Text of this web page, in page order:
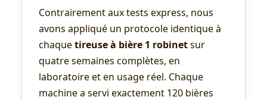
Contrairement aux tests express, nous
avons appliqué un protocole identique à
chaquetireuse à bière 1 robinetsur
quatre semaines complètes, en
laboratoire et en usage réel. Chaque
machine a servi exactement 120 bières